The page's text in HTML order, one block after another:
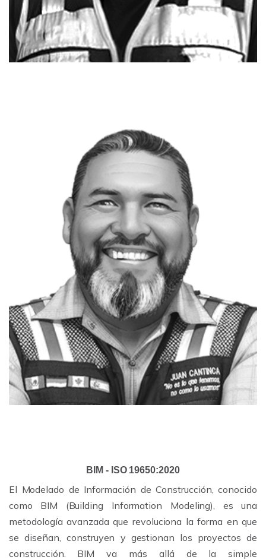
BIM - ISO 19650:2020
El Modelado de Información de Construcción, conocido
como BIM (Building Information Modeling), es una
metodología avanzada que revoluciona la forma en que
se diseñan, construyen y gestionan los proyectos de
construcción. BIM va más allá de la simple